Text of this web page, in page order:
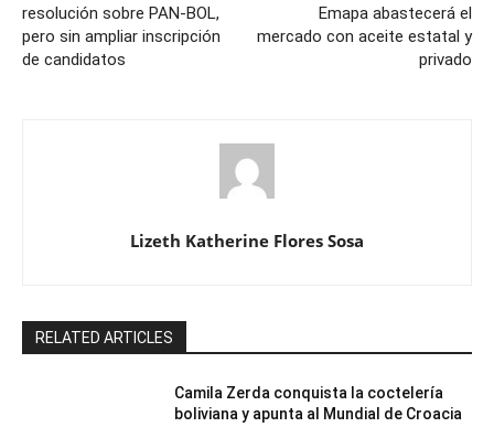
resolución sobre PAN-BOL,
pero sin ampliar inscripción
de candidatos
Emapa abastecerá el
mercado con aceite estatal y
privado
Lizeth Katherine Flores Sosa
RELATED ARTICLES
Camila Zerda conquista la coctelería
boliviana y apunta al Mundial de Croacia